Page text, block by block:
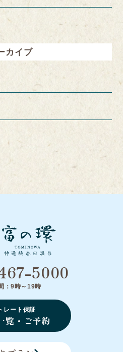
カイブ
5000
：9時～19時
レート保証
覧・ご予約